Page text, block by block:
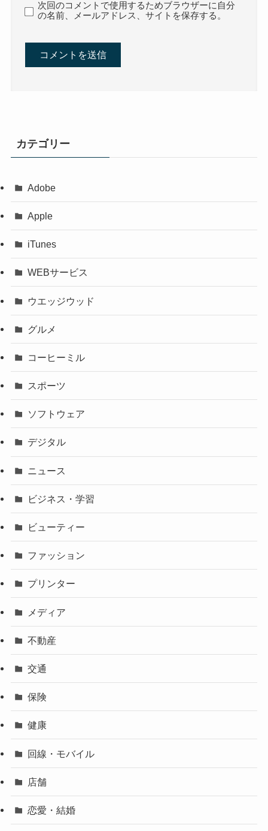
次回のコメントで使用するためブラウザーに自分
の名前、メールアドレス、サイトを保存する。
カテゴリー
Adobe
Apple
iTunes
WEBサービス
ウエッジウッド
グルメ
コーヒーミル
スポーツ
ソフトウェア
デジタル
ニュース
ビジネス・学習
ビューティー
ファッション
プリンター
メディア
不動産
交通
保険
健康
回線・モバイル
店舗
恋愛・結婚